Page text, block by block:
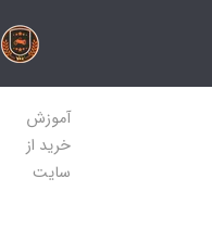
آموزش
خرید از
سایت